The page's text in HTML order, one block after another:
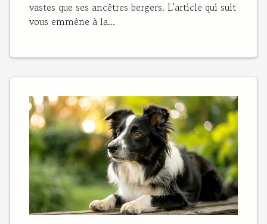
vastes que ses ancêtres bergers. L'article qui suit
vous emmène à la...